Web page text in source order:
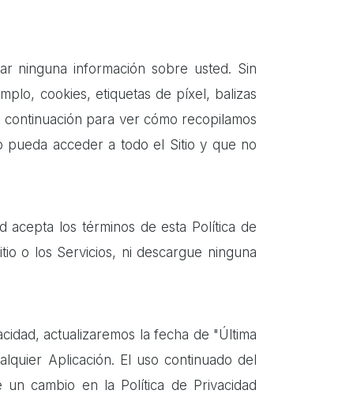
ninguna información sobre usted. Sin
cookies, etiquetas de píxel, balizas
para ver cómo recopilamos
pueda acceder a todo el Sitio y que no
acepta los términos de esta Política de
o los Servicios, ni descargue ninguna
actualizaremos la fecha de "Última
Aplicación. El uso continuado del
cambio en la Política de Privacidad